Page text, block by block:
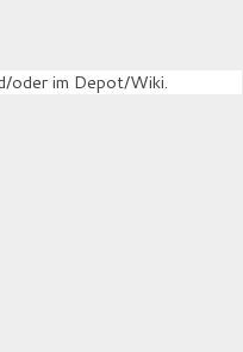
oder im Depot/Wiki.